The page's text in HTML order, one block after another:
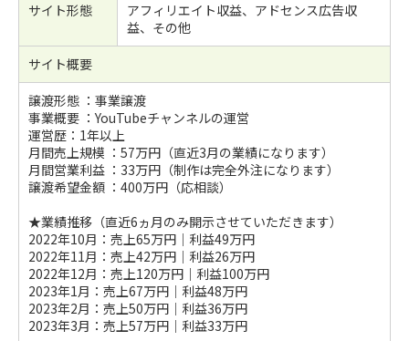
サイト形態
アフィリエイト収益、アドセンス広告収
益、その他
サイト概要
譲渡形態 ：事業譲渡
事業概要 ：YouTubeチャンネルの運営
運営歴：1年以上
月間売上規模 ：57万円（直近3月の業績になります）
月間営業利益 ：33万円（制作は完全外注になります）
譲渡希望金額 ：400万円（応相談）
★業績推移（直近6ヵ月のみ開示させていただきます）
2022年10月：売上65万円｜利益49万円
2022年11月：売上42万円｜利益26万円
2022年12月：売上120万円｜利益100万円
2023年1月：売上67万円｜利益48万円
2023年2月：売上50万円｜利益36万円
2023年3月：売上57万円｜利益33万円